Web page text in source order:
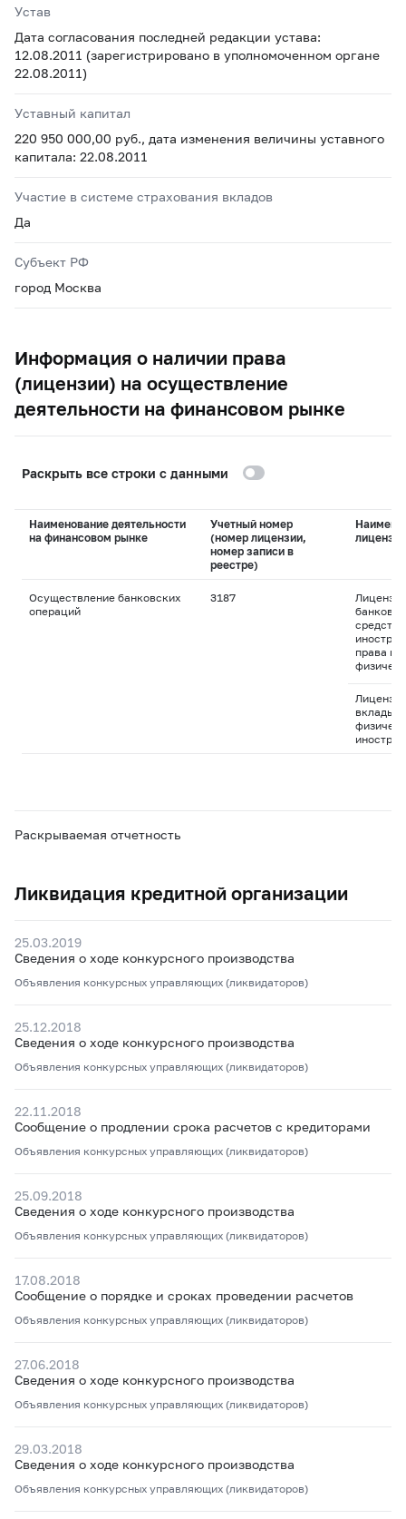
Устав
Дата согласования последней редакции устава:
12.08.2011 (зарегистрировано в уполномоченном органе
22.08.2011)
Уставный капитал
220 950 000,00 руб., дата изменения величины уставного
капитала: 22.08.2011
Участие в системе страхования вкладов
Да
Субъект РФ
город Москва
Информация о наличии права
(лицензии) на осуществление
деятельности на финансовом рынке
Раскрыть все строки с данными
Наименование деятельности
на финансовом рынке
Учетный номер
(номер лицензии,
номер записи в
реестре)
лицензии
Осуществление банковских
операций
3187
права
вклады
Раскрываемая отчетность
Ликвидация кредитной организации
25.03.2019
Сведения о ходе конкурсного производства
Объявления конкурсных управляющих (ликвидаторов)
25.12.2018
Сведения о ходе конкурсного производства
Объявления конкурсных управляющих (ликвидаторов)
22.11.2018
Сообщение о продлении срока расчетов с кредиторами
Объявления конкурсных управляющих (ликвидаторов)
25.09.2018
Сведения о ходе конкурсного производства
Объявления конкурсных управляющих (ликвидаторов)
17.08.2018
Сообщение о порядке и сроках проведении расчетов
Объявления конкурсных управляющих (ликвидаторов)
27.06.2018
Сведения о ходе конкурсного производства
Объявления конкурсных управляющих (ликвидаторов)
29.03.2018
Сведения о ходе конкурсного производства
Объявления конкурсных управляющих (ликвидаторов)